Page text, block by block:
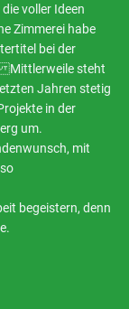
voller Ideen
Zimmerei habe
bei der
Mittlerweile steht
Jahren stetig
in der
um.
mit
begeistern, denn